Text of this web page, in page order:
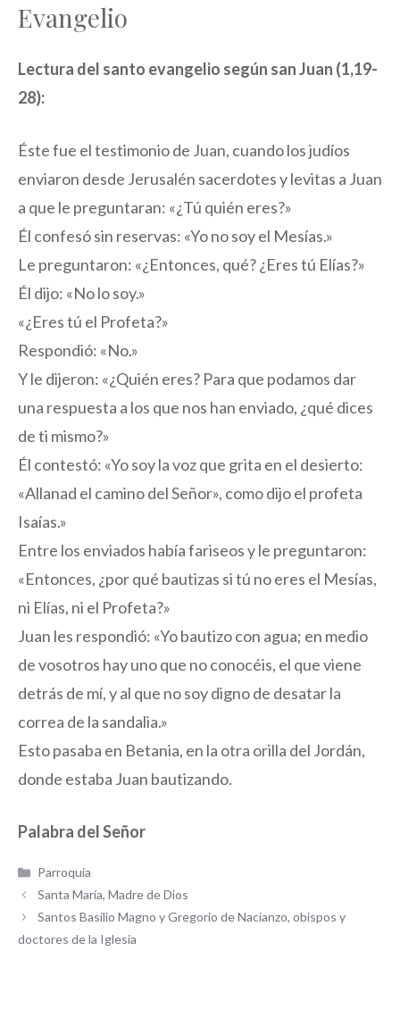
Evangelio
Lectura del santo evangelio según san Juan (1,19-
28):
Éste fue el testimonio de Juan, cuando los judíos
enviaron desde Jerusalén sacerdotes y levitas a Juan
a que le preguntaran: «¿Tú quién eres?»
Él confesó sin reservas: «Yo no soy el Mesías.»
Le preguntaron: «¿Entonces, qué? ¿Eres tú Elías?»
Él dijo: «No lo soy.»
«¿Eres tú el Profeta?»
Respondió: «No.»
Y le dijeron: «¿Quién eres? Para que podamos dar
una respuesta a los que nos han enviado, ¿qué dices
de ti mismo?»
Él contestó: «Yo soy la voz que grita en el desierto:
«Allanad el camino del Señor», como dijo el profeta
Isaías.»
Entre los enviados había fariseos y le preguntaron:
«Entonces, ¿por qué bautizas si tú no eres el Mesías,
ni Elías, ni el Profeta?»
Juan les respondió: «Yo bautizo con agua; en medio
de vosotros hay uno que no conocéis, el que viene
detrás de mí, y al que no soy digno de desatar la
correa de la sandalia.»
Esto pasaba en Betania, en la otra orilla del Jordán,
donde estaba Juan bautizando.
Palabra del Señor
Categorías
Parroquia
Santa María, Madre de Dios
Santos Basilio Magno y Gregorio de Nacianzo, obispos y
doctores de la Iglesia